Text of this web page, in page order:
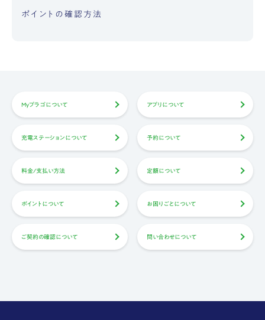
ポイントの確認方法
Myプラゴについて アプリについて
充電ステーションについて 予約について
料金/支払い方法 定額について
ポイントについて お困りごとについて
ご契約の確認について 問い合わせについて